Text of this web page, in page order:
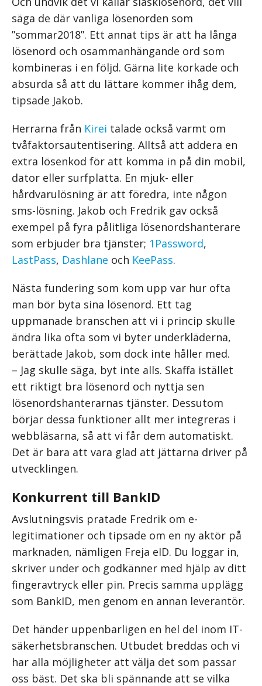
säga de där vanliga lösenorden som
”sommar2018”. Ett annat tips är att ha långa
lösenord och osammanhängande ord som
kombineras i en följd. Gärna lite korkade och
absurda så att du lättare kommer ihåg dem,
tipsade Jakob.
Herrarna från Kirei talade också varmt om
tvåfaktorsautentisering. Alltså att addera en
extra lösenkod för att komma in på din mobil,
dator eller surfplatta. En mjuk- eller
hårdvarulösning är att föredra, inte någon
sms-lösning. Jakob och Fredrik gav också
exempel på fyra pålitliga lösenordshanterare
som erbjuder bra tjänster; 1Password,
LastPass, Dashlane och KeePass.
Nästa fundering som kom upp var hur ofta
man bör byta sina lösenord. Ett tag
uppmanade branschen att vi i princip skulle
ändra lika ofta som vi byter underkläderna,
berättade Jakob, som dock inte håller med.
– Jag skulle säga, byt inte alls. Skaffa istället
ett riktigt bra lösenord och nyttja sen
lösenordshanterarnas tjänster. Dessutom
börjar dessa funktioner allt mer integreras i
webbläsarna, så att vi får dem automatiskt.
Det är bara att vara glad att jättarna driver på
utvecklingen.
Konkurrent till BankID
Avslutningsvis pratade Fredrik om e-
legitimationer och tipsade om en ny aktör på
marknaden, nämligen Freja eID. Du loggar in,
skriver under och godkänner med hjälp av ditt
fingeravtryck eller pin. Precis samma upplägg
som BankID, men genom en annan leverantör.
Det händer uppenbarligen en hel del inom IT-
säkerhetsbranschen. Utbudet breddas och vi
har alla möjligheter att välja det som passar
oss bäst. Det ska bli spännande att se vilka